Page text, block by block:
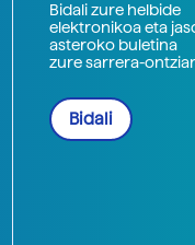
Bidali zure helbide
elektronikoa eta
asteroko buletina
zure sarrera-
Bidali